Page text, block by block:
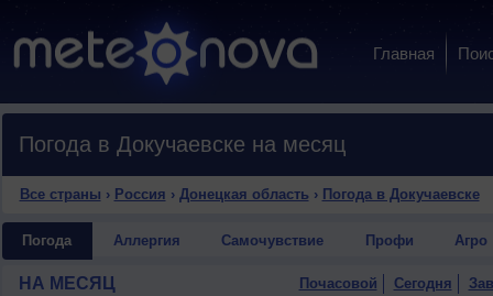
Главная
Погода в Докучаевске на месяц
Все страны › Россия › Донецкая область › Погода в Докучаевске
Погода Аллергия Самочувствие Профи Агро
НА МЕСЯЦ Почасовой Сегодня